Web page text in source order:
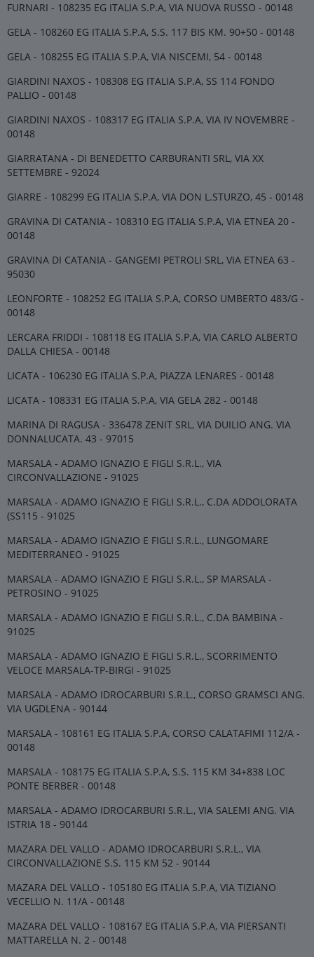
FURNARI - 108235 EG ITALIA S.P.A, VIA NUOVA RUSSO - 00148
GELA - 108260 EG ITALIA S.P.A, S.S. 117 BIS KM. 90+50 - 00148
GELA - 108255 EG ITALIA S.P.A, VIA NISCEMI, 54 - 00148
GIARDINI NAXOS - 108308 EG ITALIA S.P.A, SS 114 FONDO
PALLIO - 00148
GIARDINI NAXOS - 108317 EG ITALIA S.P.A, VIA IV NOVEMBRE -
00148
GIARRATANA - DI BENEDETTO CARBURANTI SRL, VIA XX
SETTEMBRE - 92024
GIARRE - 108299 EG ITALIA S.P.A, VIA DON L.STURZO, 45 - 00148
GRAVINA DI CATANIA - 108310 EG ITALIA S.P.A, VIA ETNEA 20 -
00148
GRAVINA DI CATANIA - GANGEMI PETROLI SRL, VIA ETNEA 63 -
95030
LEONFORTE - 108252 EG ITALIA S.P.A, CORSO UMBERTO 483/G -
00148
LERCARA FRIDDI - 108118 EG ITALIA S.P.A, VIA CARLO ALBERTO
DALLA CHIESA - 00148
LICATA - 106230 EG ITALIA S.P.A, PIAZZA LENARES - 00148
LICATA - 108331 EG ITALIA S.P.A, VIA GELA 282 - 00148
MARINA DI RAGUSA - 336478 ZENIT SRL, VIA DUILIO ANG. VIA
DONNALUCATA. 43 - 97015
MARSALA - ADAMO IGNAZIO E FIGLI S.R.L., VIA
CIRCONVALLAZIONE - 91025
MARSALA - ADAMO IGNAZIO E FIGLI S.R.L., C.DA ADDOLORATA
(SS115 - 91025
MARSALA - ADAMO IGNAZIO E FIGLI S.R.L., LUNGOMARE
MEDITERRANEO - 91025
MARSALA - ADAMO IGNAZIO E FIGLI S.R.L., SP MARSALA -
PETROSINO - 91025
MARSALA - ADAMO IGNAZIO E FIGLI S.R.L., C.DA BAMBINA -
91025
MARSALA - ADAMO IGNAZIO E FIGLI S.R.L., SCORRIMENTO
VELOCE MARSALA-TP-BIRGI - 91025
MARSALA - ADAMO IDROCARBURI S.R.L., CORSO GRAMSCI ANG.
VIA UGDLENA - 90144
MARSALA - 108161 EG ITALIA S.P.A, CORSO CALATAFIMI 112/A -
00148
MARSALA - 108175 EG ITALIA S.P.A, S.S. 115 KM 34+838 LOC
PONTE BERBER - 00148
MARSALA - ADAMO IDROCARBURI S.R.L., VIA SALEMI ANG. VIA
ISTRIA 18 - 90144
MAZARA DEL VALLO - ADAMO IDROCARBURI S.R.L., VIA
CIRCONVALLAZIONE S.S. 115 KM 52 - 90144
MAZARA DEL VALLO - 105180 EG ITALIA S.P.A, VIA TIZIANO
VECELLIO N. 11/A - 00148
MAZARA DEL VALLO - 108167 EG ITALIA S.P.A, VIA PIERSANTI
MATTARELLA N. 2 - 00148